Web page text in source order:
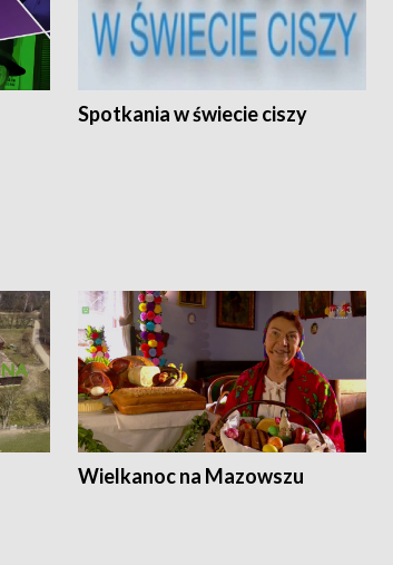
Spotkania w świecie ciszy
Wielkanoc na Mazowszu